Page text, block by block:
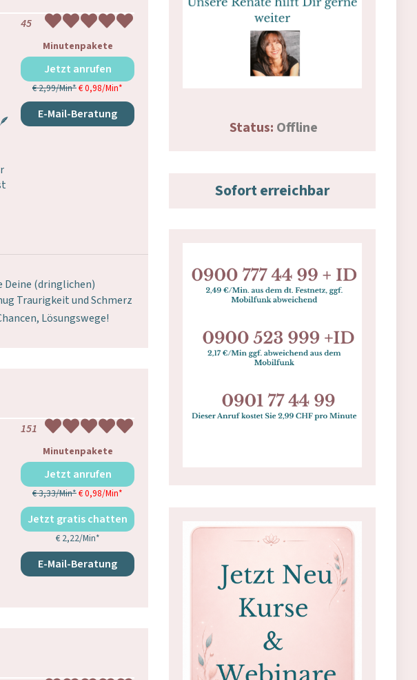
45
Minutenpakete
Jetzt anrufen
€ 2,99/Min*€ 0,98/Min*
E-Mail-Beratung
Deine (dringlichen)
Traurigkeit und Schmerz
Lösungswege!
151
Minutenpakete
Jetzt anrufen
€ 3,33/Min*€ 0,98/Min*
Jetzt gratis chatten
€ 2,22/Min*
E-Mail-Beratung
Status: Offline
Sofort erreichbar